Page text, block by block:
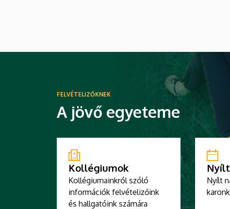
FELVÉTELIZŐKNEK
A jövő egyeteme
Kollégiumok
Kollégiumainkról szóló
információk felvételizőink
és hallgatóink számára
Nyílt